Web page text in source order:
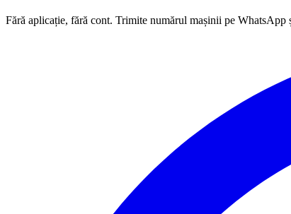
Fără aplicație, fără cont. Trimite numărul mașinii pe WhatsApp